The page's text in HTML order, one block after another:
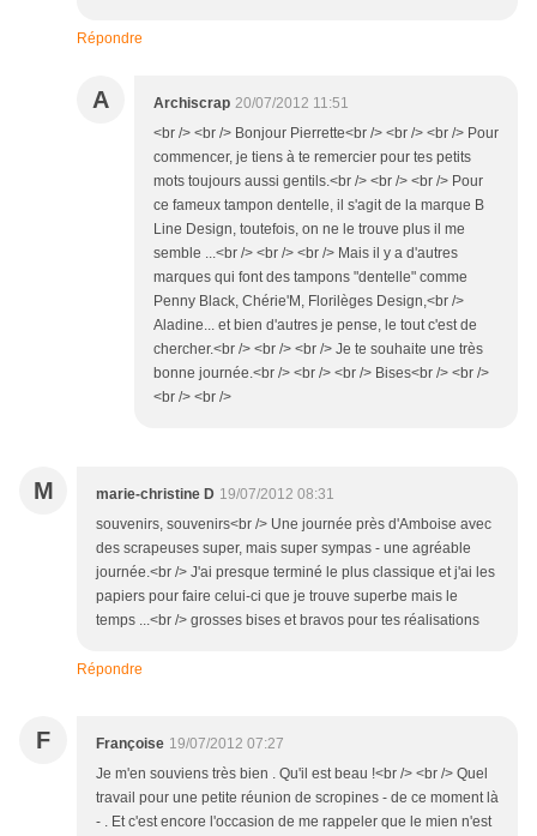
Répondre
A Archiscrap 20/07/2012 11:51
<br /> <br /> Bonjour Pierrette<br /> <br /> <br /> Pour
commencer, je tiens à te remercier pour tes petits
mots toujours aussi gentils.<br /> <br /> <br /> Pour
ce fameux tampon dentelle, il s'agit de la marque B
Line Design, toutefois, on ne le trouve plus il me
semble ...<br /> <br /> <br /> Mais il y a d'autres
marques qui font des tampons "dentelle" comme
Penny Black, Chérie'M, Florilèges Design,<br />
Aladine... et bien d'autres je pense, le tout c'est de
chercher.<br /> <br /> <br /> Je te souhaite une très
bonne journée.<br /> <br /> <br /> Bises<br /> <br />
<br /> <br />
M marie-christine D 19/07/2012 08:31
souvenirs, souvenirs<br /> Une journée près d'Amboise avec
des scrapeuses super, mais super sympas - une agréable
journée.<br /> J'ai presque terminé le plus classique et j'ai les
papiers pour faire celui-ci que je trouve superbe mais le
temps ...<br /> grosses bises et bravos pour tes réalisations
Répondre
F Françoise 19/07/2012 07:27
Je m'en souviens très bien . Qu'il est beau !<br /> <br /> Quel
travail pour une petite réunion de scropines - de ce moment là
- . Et c'est encore l'occasion de me rappeler que le mien n'est